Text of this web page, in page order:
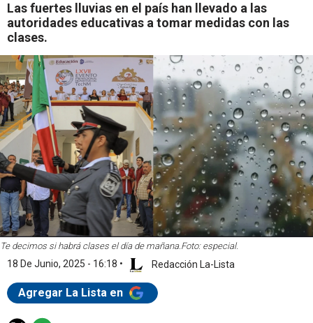
a
Las fuertes lluvias en el país han llevado a las
autoridades educativas a tomar medidas con las
clases.
Te decimos si habrá clases el día de mañana. Foto: especial.
18 De Junio, 2025 - 16:18 • Redacción La-Lista
Agregar La Lista en